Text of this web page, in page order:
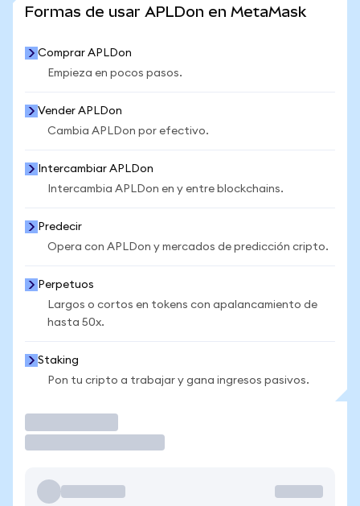
Formas de usar APLDon en MetaMask
Comprar APLDon
Empieza en pocos pasos.
Vender APLDon
Cambia APLDon por efectivo.
Intercambiar APLDon
Intercambia APLDon en y entre blockchains.
Predecir
Opera con APLDon y mercados de predicción cripto.
Perpetuos
Largos o cortos en tokens con apalancamiento de
hasta 50x.
Staking
Pon tu cripto a trabajar y gana ingresos pasivos.